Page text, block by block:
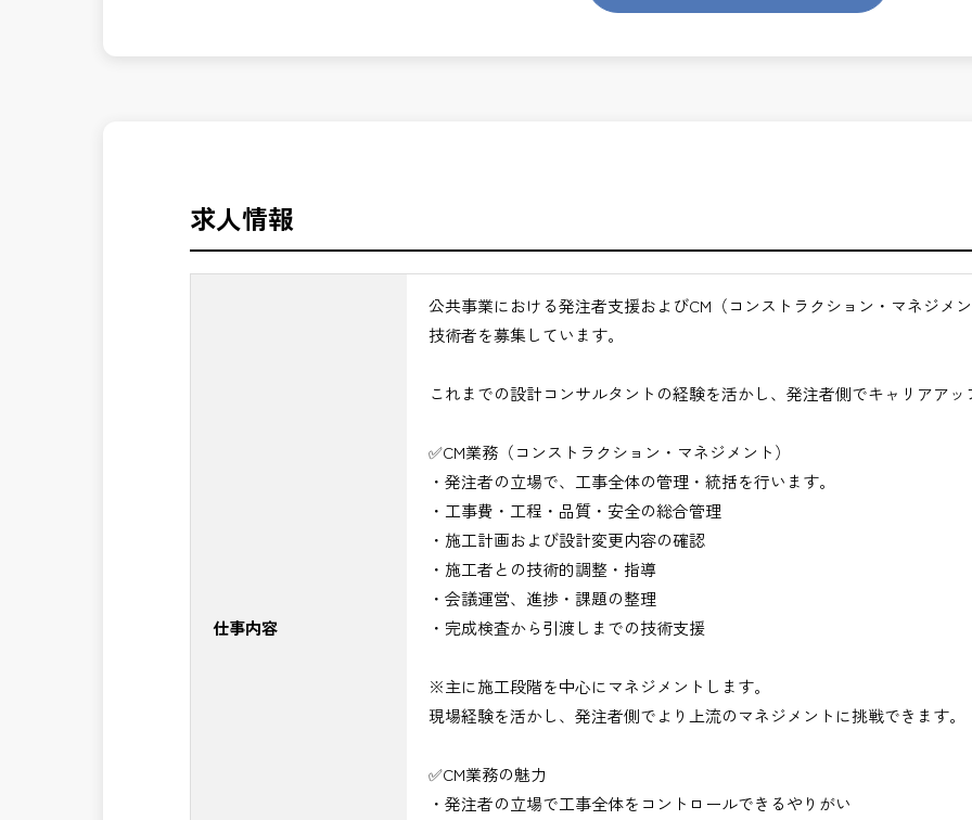
現場経験を活かし、発注者側でより上流のマネジメントに挑戦できます。
・品質・工程・コストを総合的に判断する高度な技術者として成長できる
・公共インフラ整備を支える社会貢献性の高い仕事
■勤務地について、ご希望のある方は別途ご相談ください。
（東北地方、関東地方、中部地方、近畿地方など）
■発注者支援業務＜希望する業務をお選びください。＞
・NEXCO（ネクスコ）点検業務
・設計コンサルティング業務（数量算出、図面の修正など）
・道路許認可審査・適正化指導業務
・建設プロジェクト・マネジメント業務
※応募書類等の送付方法につきましては、基本的にＥメールで送付
求人情報
仕事内容
公共事業における発注者支援およびCM（コンストラクション・マネジメ
技術者を募集しています。
これまでの設計コンサルタントの経験を活かし、発注者側でキャリアア
✅CM業務（コンストラクション・マネジメント）
・発注者の立場で、工事全体の管理・統括を行います。
・工事費・工程・品質・安全の総合管理
・施工計画および設計変更内容の確認
・施工者との技術的調整・指導
・会議運営、進捗・課題の整理
・完成検査から引渡しまでの技術支援
※主に施工段階を中心にマネジメントします。
現場経験を活かし、発注者側でより上流のマネジメントに挑戦できます。
✅CM業務の魅力
・発注者の立場で工事全体をコントロールできるやりがい